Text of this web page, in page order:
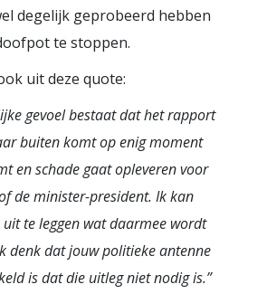
degelijk geprobeerd hebben
te stoppen.
uit deze quote:
gevoel bestaat dat het rapport
buiten komt op enig moment
en schade gaat opleveren voor
de minister-president. Ik kan
te leggen wat daarmee wordt
denk dat jouw politieke antenne
is dat die uitleg niet nodig is.”